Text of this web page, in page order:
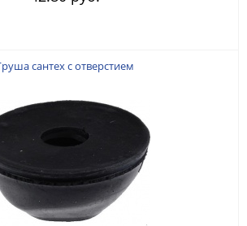
сантех с отверстием